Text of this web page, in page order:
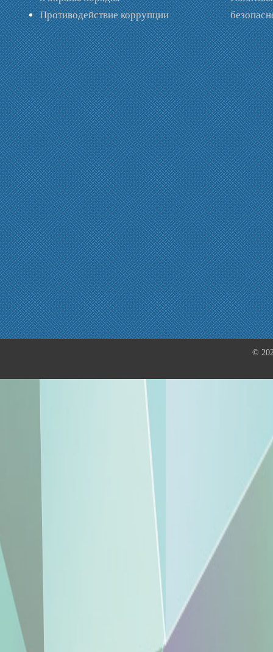
Противодействие коррупции
©